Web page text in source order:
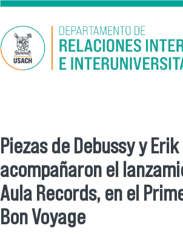
Pasar al contenido principal
Se encuentra usted aquí
Piezas de Debussy y
acompañaron el
Aula Records, en el
Bon Voyage